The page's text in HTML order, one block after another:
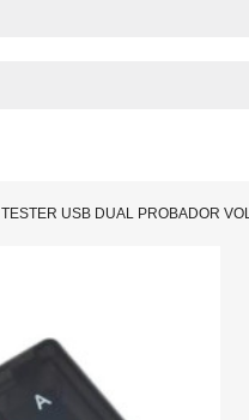
TESTER USB DUAL PROBADOR